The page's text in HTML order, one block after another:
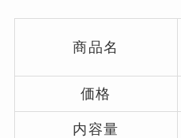
商品名
価格
内容量